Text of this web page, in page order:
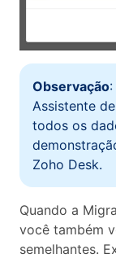
Observação
Assistente
todos os
Zoho Desk.
Quando a
você também
semelhantes.